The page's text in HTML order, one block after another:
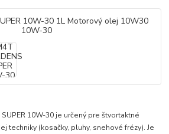
SUPER 10W-30 je určený pre štvortaktné
techniky (kosačky, pluhy, snehové frézy). Je